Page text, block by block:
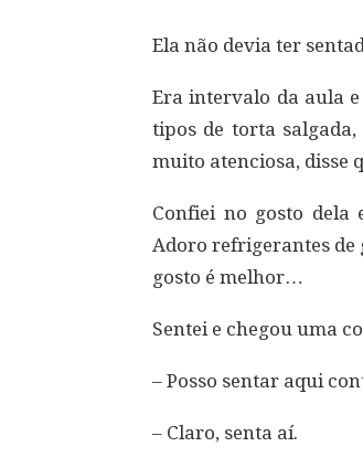
Ela não devia ter
Era intervalo da aula
tipos de torta
muito atenciosa, disse
Confiei no gosto dela
Adoro refrigerantes de
gosto é melhor…
Sentei e chegou uma
– Posso sentar aqui
– Claro, senta aí.